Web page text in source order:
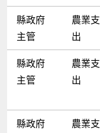
縣政府
主管
農業支
出
縣政府
主管
農業支
出
縣政府
農業支